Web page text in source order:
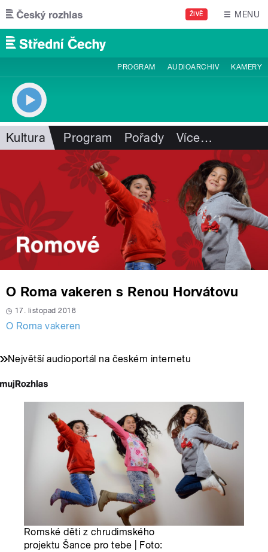
Přejít k hlavnímu obsahu
ŽIVĚ MENU
PROGRAM AUDIOARCHIV KAMERY
Kultura Program Pořady Více…
O Roma vakeren s Renou Horvátovu
17. listopad 2018
O Roma vakeren
Největší audioportál na českém internetu
Romské děti z chrudimského
projektu Šance pro tebe | Foto: